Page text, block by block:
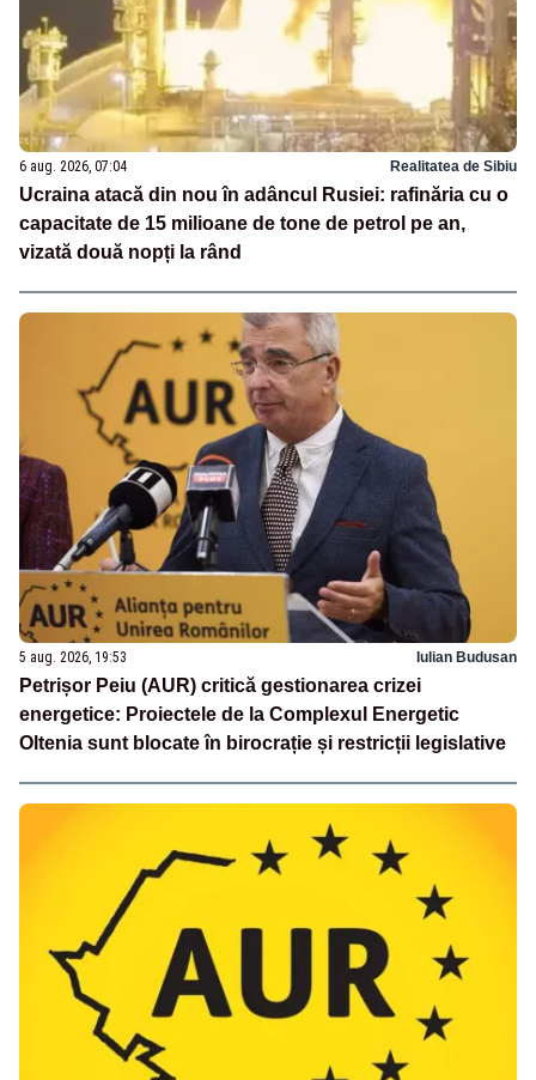
6 aug. 2026, 07:04 Realitatea de Sibiu
Ucraina atacă din nou în adâncul Rusiei: rafinăria cu o
capacitate de 15 milioane de tone de petrol pe an,
vizată două nopți la rând
5 aug. 2026, 19:53 Iulian Budusan
Petrișor Peiu (AUR) critică gestionarea crizei
energetice: Proiectele de la Complexul Energetic
Oltenia sunt blocate în birocrație și restricții legislative